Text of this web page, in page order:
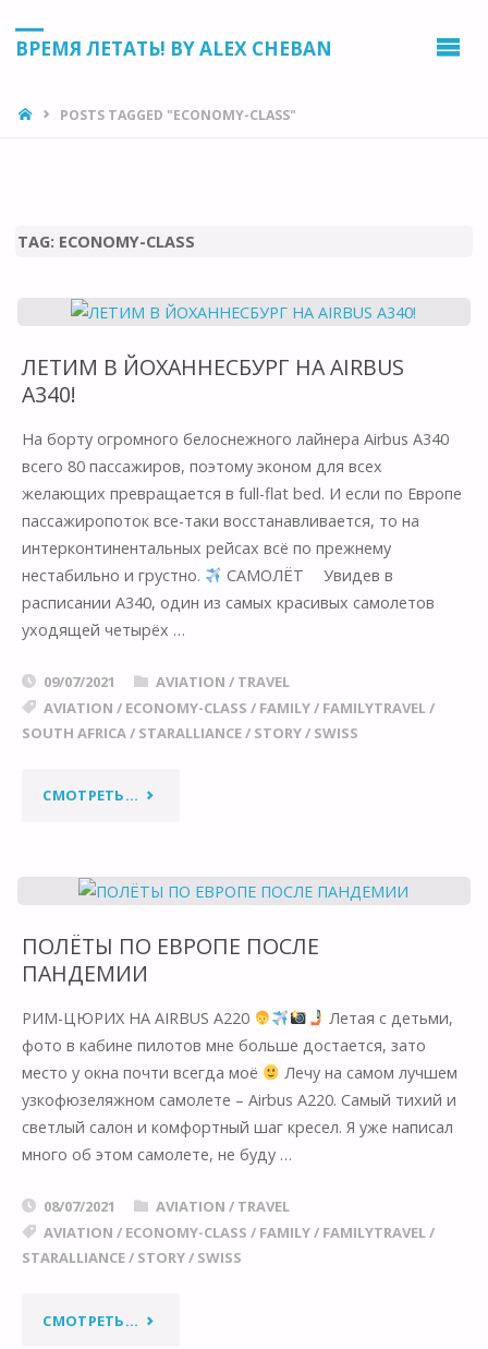
ВРЕМЯ ЛЕТАТЬ! BY ALEX CHEBAN
HOMEPOSTS TAGGED "ECONOMY-CLASS"
TAG: ECONOMY-CLASS
ЛЕТИМ В ЙОХАННЕСБУРГ НА AIRBUS
A340!
На борту огромного белоснежного лайнера Airbus A340
всего 80 пассажиров, поэтому эконом для всех
желающих превращается в full-flat bed. И если по Европе
пассажиропоток все-таки восстанавливается, то на
интерконтинентальных рейсах всё по прежнему
нестабильно и грустно.
САМОЛËТ ⠀ Увидев в
расписании А340, один из самых красивых самолетов
уходящей четырёх …
09/07/2021 AVIATION / TRAVEL
AVIATION / ECONOMY-CLASS / FAMILY/ FAMILYTRAVEL/
SOUTH AFRICA/ STARALLIANCE/ STORY/ SWISS
СМОТРЕТЬ... "ЛЕТИМ
ЙОХАННЕСБУРГ
AIRBUS
A340!"
ПОЛËТЫ ПО ЕВРОПЕ ПОСЛЕ
ПАНДЕМИИ
РИМ-ЦЮРИХ НА AIRBUS A220
Летая с детьми,
фото в кабине пилотов мне больше достается, зато
место у окна почти всегда моё
Лечу на самом лучшем
узкофюзеляжном самолете – Airbus A220. Самый тихий и
светлый салон и комфортный шаг кресел. Я уже написал
много об этом самолете, не буду …
08/07/2021 AVIATION / TRAVEL
AVIATION / ECONOMY-CLASS / FAMILY/ FAMILYTRAVEL/
STARALLIANCE/ STORY/ SWISS
СМОТРЕТЬ... "ПОЛËТЫ